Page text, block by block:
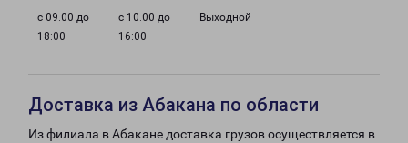
с 09:00 до
18:00
с 10:00 до
16:00
Выходной
Доставка из Абакана по области
Из филиала в Абакане доставка грузов осуществляется в